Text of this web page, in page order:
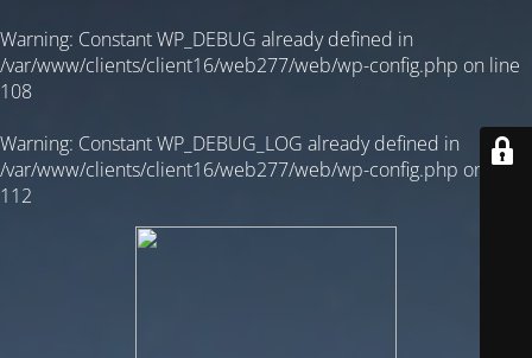
Warning: Constant WP_DEBUG already defined in
/var/www/clients/client16/web277/web/wp-config.php on line
108
Warning: Constant WP_DEBUG_LOG already defined in
/var/www/clients/client16/web277/web/wp-config.php on line
112